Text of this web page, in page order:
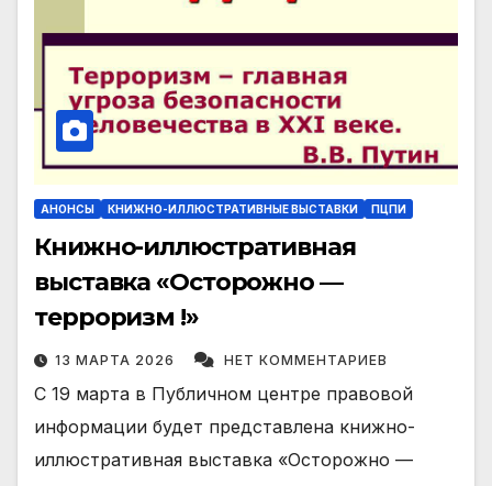
АНОНСЫ КНИЖНО-ИЛЛЮСТРАТИВНЫЕ ВЫСТАВКИ ПЦПИ
Книжно-иллюстративная
выставка «Осторожно —
терроризм !»
13 МАРТА 2026 НЕТ КОММЕНТАРИЕВ
С 19 марта в Публичном центре правовой
информации будет представлена книжно-
иллюстративная выставка «Осторожно —